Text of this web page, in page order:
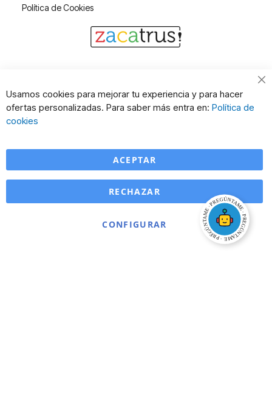
Política de Cookies
Usamos cookies para mejorar tu experiencia y para hacer
ofertas personalizadas. Para saber más entra en: Política de
cookies
ACEPTAR
CONFIGURAR
RECHAZAR